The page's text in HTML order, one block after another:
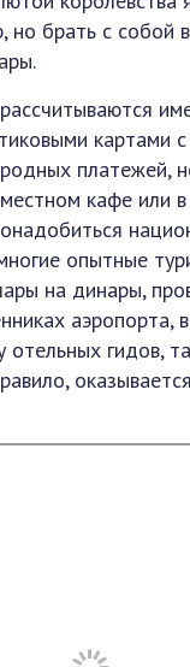
но брать с собой
картами
платежей,
кафе или
опытные
на динары,
аэропорта,
гидов,